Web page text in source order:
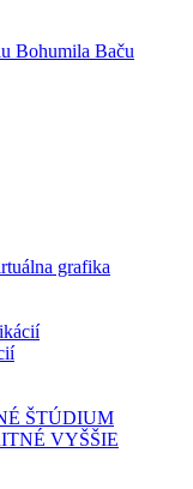
Bohumila Baču
grafika
ŠTÚDIUM
VYŠŠIE